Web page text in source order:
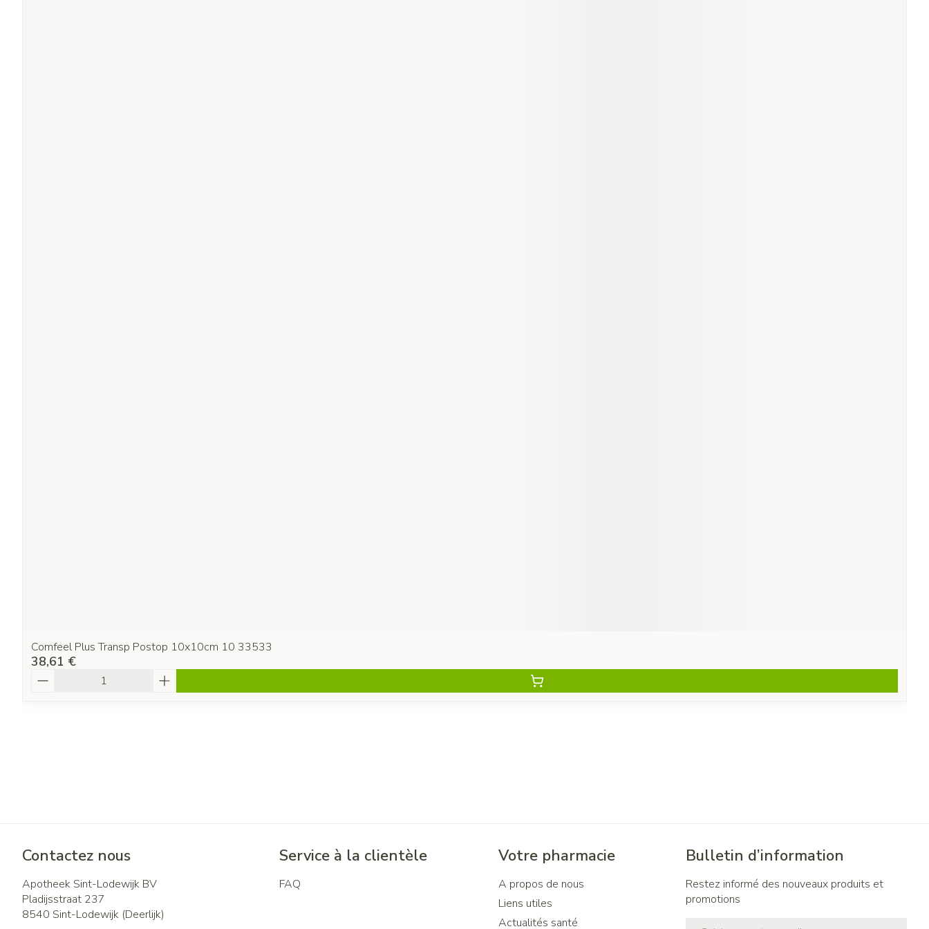
Comfeel Plus Transp Postop 10x10cm 10 33533
38,61 €
Contactez nous
Apotheek Sint-Lodewijk BV
Pladijsstraat 237
8540 Sint-Lodewijk (Deerlijk)
Service à la clientèle
FAQ
Votre pharmacie
A propos de nous
Liens utiles
Actualités santé
Bulletin d’information
Restez informé des nouveaux produits et
promotions